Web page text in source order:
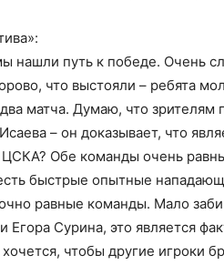
нашли путь к победе. Очень
что выстояли – ребята
матча. Думаю, что зрителям
– он доказывает, что
Обе команды очень
быстрые опытные
равные команды. Мало
Сурина, это является
чтобы другие игроки